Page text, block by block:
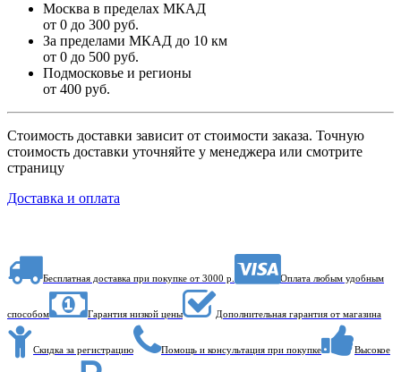
Москва в пределах МКАД
от 0 до 300 руб.
За пределами МКАД до 10 км
от 0 до 500 руб.
Подмосковье и регионы
от 400 руб.
Стоимость доставки зависит от стоимости заказа. Точную
стоимость доставки уточняйте у менеджера или смотрите
страницу
Доставка и оплата
Бесплатная доставка при покупке от 3000 р. Оплата любым удобным
способом Гарантия низкой цены Дополнительная гарантия от магазина
Скидка за регистрацию Помощь и консультация при покупке Высокое